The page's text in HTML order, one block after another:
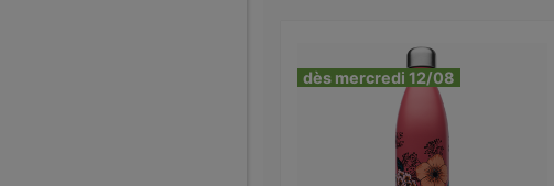
dès mercredi 12/08